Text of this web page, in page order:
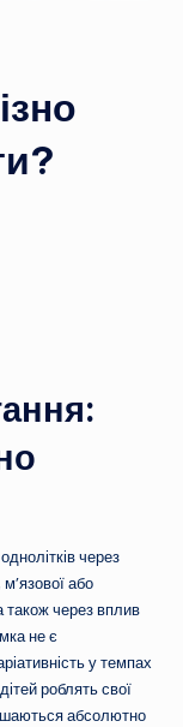
через
або
також через вплив
не є
у темпах
роблять свої
абсолютно